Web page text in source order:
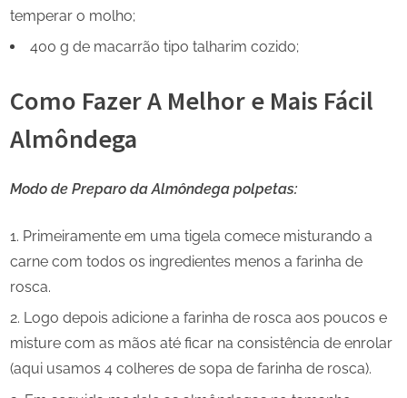
temperar o molho;
400 g de macarrão tipo talharim cozido;
Como Fazer A Melhor e Mais Fácil
Almôndega
Modo de Preparo da Almôndega polpetas:
Primeiramente em uma tigela comece misturando a
carne com todos os ingredientes menos a farinha de
rosca.
Logo depois adicione a farinha de rosca aos poucos e
misture com as mãos até ficar na consistência de enrolar
(aqui usamos 4 colheres de sopa de farinha de rosca).